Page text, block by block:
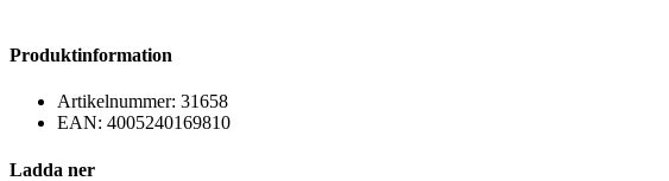
Produktinformation
Artikelnummer: 31658
EAN: 4005240169810
Ladda ner